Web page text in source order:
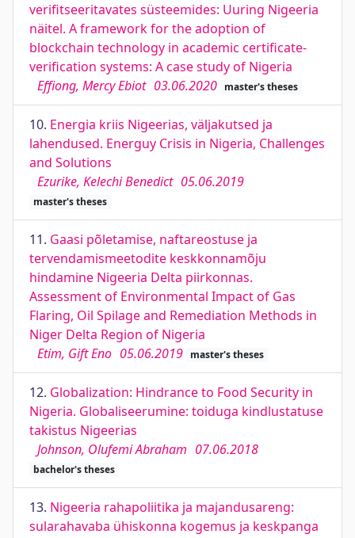
verifitseeritavates süsteemides: Uuring Nigeeria
näitel. A framework for the adoption of
blockchain technology in academic certificate-
verification systems: A case study of Nigeria
Effiong, Mercy Ebiot 03.06.2020 master's theses
10. Energia kriis Nigeerias, väljakutsed ja
lahendused. Energuy Crisis in Nigeria, Challenges
and Solutions
Ezurike, Kelechi Benedict 05.06.2019
master's theses
11. Gaasi põletamise, naftareostuse ja
tervendamismeetodite keskkonnamõju
hindamine Nigeeria Delta piirkonnas.
Assessment of Environmental Impact of Gas
Flaring, Oil Spilage and Remediation Methods in
Niger Delta Region of Nigeria
Etim, Gift Eno 05.06.2019 master's theses
12. Globalization: Hindrance to Food Security in
Nigeria. Globaliseerumine: toiduga kindlustatuse
takistus Nigeerias
Johnson, Olufemi Abraham 07.06.2018
bachelor's theses
13. Nigeeria rahapoliitika ja majandusareng:
sularahavaba ühiskonna kogemus ja keskpanga